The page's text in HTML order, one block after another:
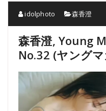
idolphoto 森香澄
森香澄, Young
No.32 (ヤング